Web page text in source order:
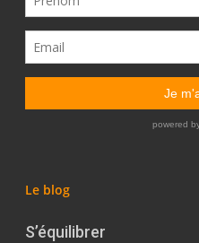
Le blog
S’équilibrer